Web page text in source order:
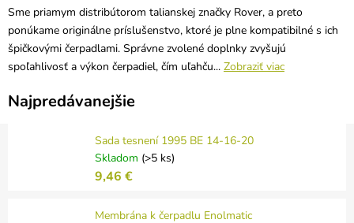
Sme priamym distribútorom talianskej značky Rover, a preto
ponúkame originálne príslušenstvo, ktoré je plne kompatibilné s ich
špičkovými čerpadlami. Správne zvolené doplnky zvyšujú
spoľahlivosť a výkon čerpadiel, čím uľahču... Zobraziť viac
Najpredávanejšie
Sada tesnení 1995 BE 14-16-20
Skladom (>5 ks)
9,46 €
Membrána k čerpadlu Enolmatic